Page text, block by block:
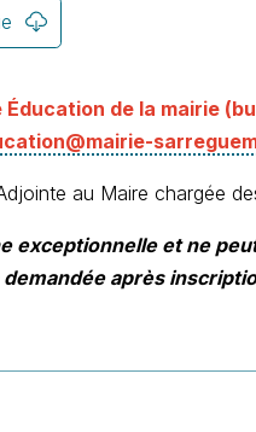
Éducation de la mairie
au Maire chargée
exceptionnelle et ne
après